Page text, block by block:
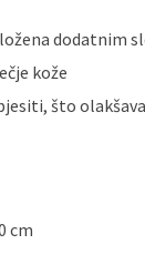
dodatnim
kože
što
cm